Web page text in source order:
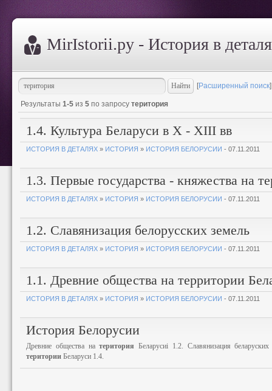
MirIstorii.ру - История в
[Расширенный поиск]
Результаты 1-5 из 5 по запросу територия
1.4. Культура Беларуси в X - XIII вв
ИСТОРИЯ В ДЕТАЛЯХ » ИСТОРИЯ » ИСТОРИЯ БЕЛОРУСИИ - 07.11.2011
1.3. Первые государства - княжества на
ИСТОРИЯ В ДЕТАЛЯХ » ИСТОРИЯ » ИСТОРИЯ БЕЛОРУСИИ - 07.11.2011
1.2. Славянизация белорусских земель
ИСТОРИЯ В ДЕТАЛЯХ » ИСТОРИЯ » ИСТОРИЯ БЕЛОРУСИИ - 07.11.2011
1.1. Древние общества на территории
ИСТОРИЯ В ДЕТАЛЯХ » ИСТОРИЯ » ИСТОРИЯ БЕЛОРУСИИ - 07.11.2011
История Белорусии
Древние общества натеритория Беларусиi 1.2. Славянизация
територии Беларуси 1.4.